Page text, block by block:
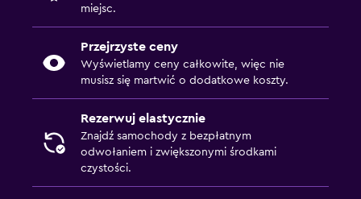
miejsc.
Przejrzyste ceny
Wyświetlamy ceny całkowite, więc nie
musisz się martwić o dodatkowe koszty.
Rezerwuj elastycznie
Znajdź samochody z bezpłatnym
odwołaniem i zwiększonymi środkami
czystości.